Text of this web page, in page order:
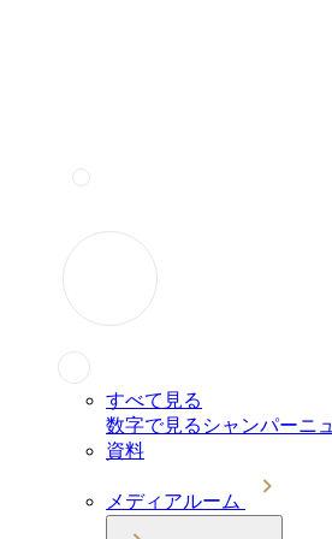
すべて見る
数字で見るシャンパーニュ
資料
メディアルーム